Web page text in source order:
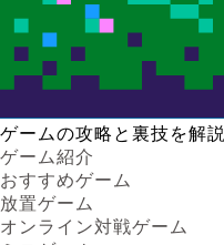
ゲームの攻略と裏技を解説
ゲーム紹介
おすすめゲーム
放置ゲーム
オンライン対戦ゲーム